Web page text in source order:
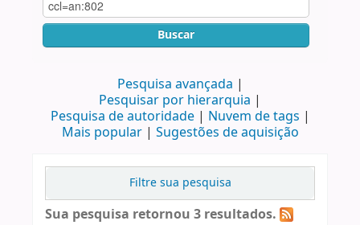
Buscar
Pesquisa avançada
Pesquisar por hierarquia
Pesquisa de autoridade
Nuvem de tags
Mais popular
Sugestões de aquisição
Filtre sua pesquisa
Sua pesquisa retornou 3 resultados.